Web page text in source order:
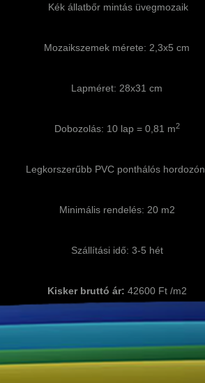
Kék állatbőr mintás üvegmozaik
Mozaikszemek mérete: 2,3x5 cm
Lapméret: 28x31 cm
Dobozolás: 10 lap = 0,81 m2
Legkorszerűbb PVC ponthálós hordozón.
Minimális rendelés: 20 m2
Szállítási idő: 3-5 hét
Kisker bruttó ár: 42600 Ft /m2